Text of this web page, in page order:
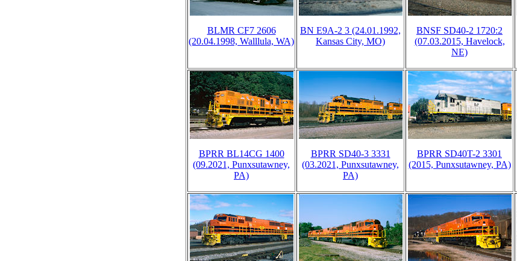
BLMR CF7 2606
(20.04.1998, Walllula, WA)
BN E9A-2 3 (24.01.1992,
Kansas City, MO)
BNSF SD40-2 1720:2
(07.03.2015, Havelock,
NE)
BPRR BL14CG 1400
(09.2021, Punxsutawney,
PA)
BPRR SD40-3 3331
(03.2021, Punxsutawney,
PA)
BPRR SD40T-2 3301
(2015, Punxsutawney, PA)